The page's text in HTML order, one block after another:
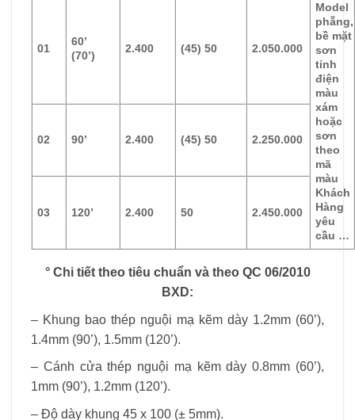
01
60’
(70’)
2.400 (45) 50 2.050.000
Model
phẵng,
bề mặt
sơn
tỉnh
điện
màu
xám
hoặc
sơn
theo
mã
màu
Khách
Hàng
yêu
cầu …
02 90’ 2.400 (45) 50 2.250.000
03 120’ 2.400 50 2.450.000
° Chi tiết theo tiêu chuẩn và theo QC 06/2010
BXD:
– Khung bao thép nguội mạ kẽm dày 1.2mm (60’),
1.4mm (90’), 1.5mm (120’).
– Cánh cửa thép nguội mạ kẽm dày 0.8mm (60’),
1mm (90’), 1.2mm (120’).
– Độ dày khung 45 x 100 (± 5mm).